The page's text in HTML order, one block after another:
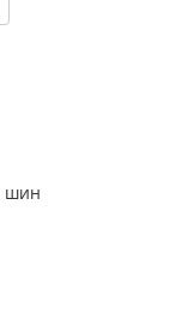
шин